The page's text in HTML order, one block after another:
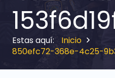
Inicio
850efc72-368e-4c25-